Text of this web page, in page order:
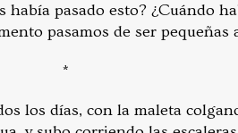
pasado esto? ¿Cuándo
pasamos de ser pequeñas
*
los días, con la maleta